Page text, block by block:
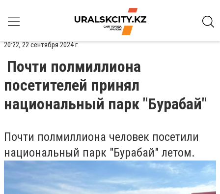
20:22, 22 сентября 2024 г.
Почти полмиллиона
посетителей принял
национальный парк "Бурабай"
Почти полмиллиона человек посетили
национальный парк "Бурабай" летом.